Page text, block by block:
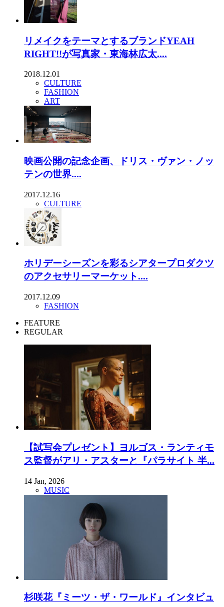
リメイクをテーマとするブランドYEAH
RIGHT!!が写真家・東海林広太....
2018.12.01
CULTURE
FASHION
ART
映画公開の記念企画、ドリス・ヴァン・ノッ
テンの世界....
2017.12.16
CULTURE
ホリデーシーズンを彩るシアタープロダクツ
のアクセサリーマーケット....
2017.12.09
FASHION
FEATURE
REGULAR
【試写会プレゼント】ヨルゴス・ランティモ
ス監督がアリ・アスターと『パラサイト 半...
14 Jan, 2026
MUSIC
杉咲花『ミーツ・ザ・ワールド』インタビュ